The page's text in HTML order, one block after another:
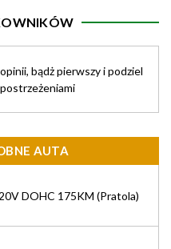
bądż pierwszy i podziel
AUTA
DOHC 175KM (Pratola)